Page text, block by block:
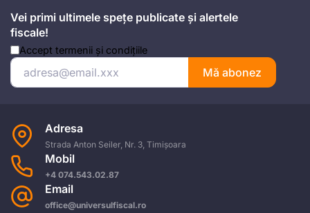
Vei primi ultimele spețe publicate și alertele
fiscale!
Accept termenii și condițiile
Mă abonez
Adresa
Strada Anton Seiler, Nr. 3, Timișoara
Mobil
+4 074.543.02.87
Email
office@universulfiscal.ro